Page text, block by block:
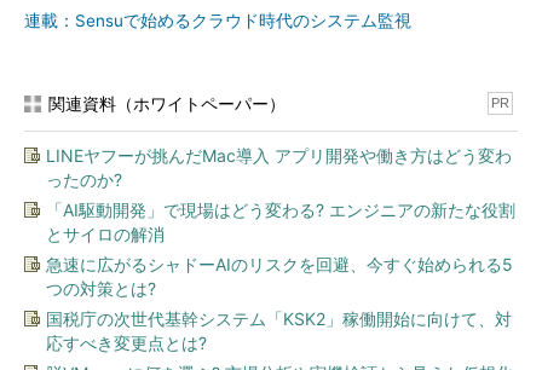
LANG=C fc-match
（ロケール設定がLANG=C（標準）の場合のデフォルトフォ
ントを表示）
画面1 パターンごとに利用するフォントを確認したところ
連載：Sensuで始めるクラウド時代のシステム監視
関連資料（ホワイトペーパー） PR
LINEヤフーが挑んだMac導入 アプリ開発や働き方はどう変わ
ったのか?
「AI駆動開発」で現場はどう変わる? エンジニアの新たな役割
とサイロの解消
急速に広がるシャドーAIのリスクを回避、今すぐ始められる5
つの対策とは?
国税庁の次世代基幹システム「KSK2」稼働開始に向けて、対
応すべき変更点とは?